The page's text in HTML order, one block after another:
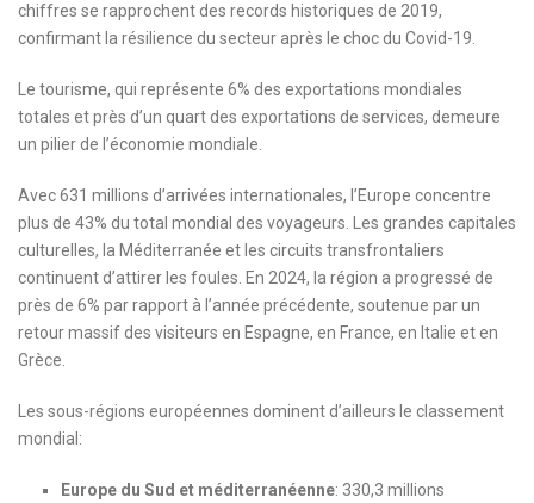
chiffres se rapprochent des records historiques de 2019,
confirmant la résilience du secteur après le choc du Covid-19.
Le tourisme, qui représente 6% des exportations mondiales
totales et près d’un quart des exportations de services, demeure
un pilier de l’économie mondiale.
Avec 631 millions d’arrivées internationales, l’Europe concentre
plus de 43% du total mondial des voyageurs. Les grandes capitales
culturelles, la Méditerranée et les circuits transfrontaliers
continuent d’attirer les foules. En 2024, la région a progressé de
près de 6% par rapport à l’année précédente, soutenue par un
retour massif des visiteurs en Espagne, en France, en Italie et en
Grèce.
Les sous-régions européennes dominent d’ailleurs le classement
mondial:
Europe du Sud et méditerranéenne: 330,3 millions